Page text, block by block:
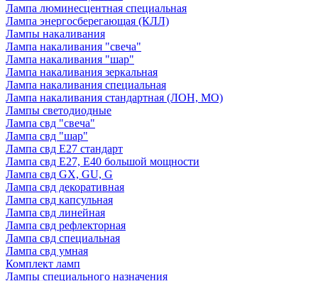
Лампа люминесцентная специальная
Лампа энергосберегающая (КЛЛ)
Лампы накаливания
Лампа накаливания "свеча"
Лампа накаливания "шар"
Лампа накаливания зеркальная
Лампа накаливания специальная
Лампа накаливания стандартная (ЛОН, МО)
Лампы светодиодные
Лампа свд "свеча"
Лампа свд "шар"
Лампа свд E27 стандарт
Лампа свд E27, Е40 большой мощности
Лампа свд GX, GU, G
Лампа свд декоративная
Лампа свд капсульная
Лампа свд линейная
Лампа свд рефлекторная
Лампа свд специальная
Лампа свд умная
Комплект ламп
Лампы специального назначения